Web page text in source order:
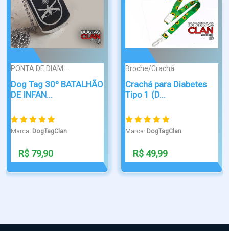
Broche/Crachá
10 Bases para Crachá
Broche em...
Marca:DogTagClan
Broche/Crachá
Crachá Fibromialgia
Masculino ...
Marca:DogTagClan
R$ 39,99